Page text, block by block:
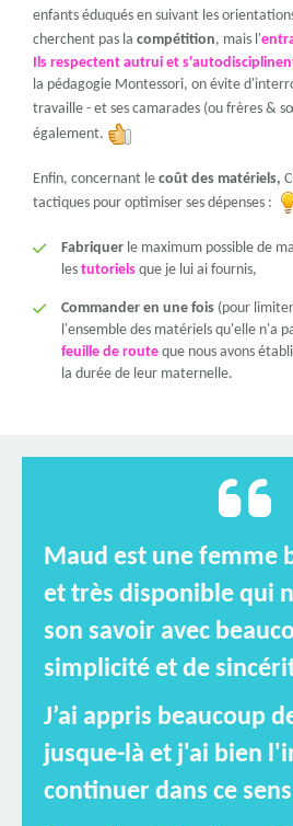
enfants éduqués en suivant les
cherchent pas la compétition, mais l'
Ils respectent autrui et
la pédagogie Montessori, on évite
travaille - et ses camarades (ou frères &
également.
Enfin, concernant le coût des matériels,
tactiques pour optimiser ses dépenses :
Fabriquer le maximum possible de
les tutoriels que je lui ai fournis,
Commander en une fois (pour
l'ensemble des matériels qu'elle n'a
feuille de route que nous avons
la durée de leur maternelle.
Maud est une femme
et très disponible qui
son savoir avec
simplicité et de
J’ai appris beaucoup
jusque-là et j'ai bien
continuer dans ce